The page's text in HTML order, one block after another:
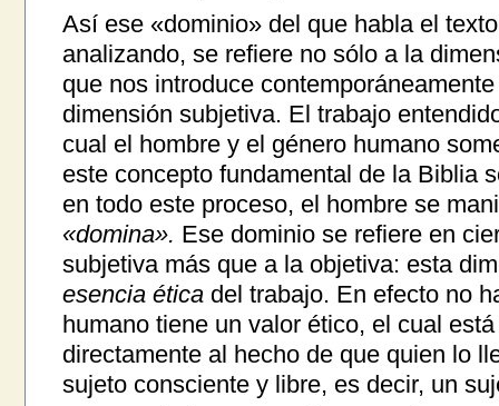
Así ese «dominio» del que habla el
analizando, se refiere no sólo a la
que nos introduce
dimensión subjetiva. El trabajo
cual el hombre y el género humano
este concepto fundamental de la Biblia
en todo este proceso, el hombre se
«domina». Ese dominio se refiere en
subjetiva más que a la objetiva: esta
esencia éticadel trabajo. En efecto no
humano tiene un valor ético, el cual
directamente al hecho de que quien lo
sujeto consciente y libre, es decir, un